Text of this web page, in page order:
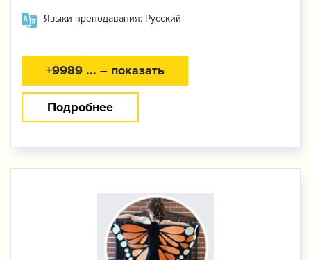
Языки преподавания: Русский
+9989 ... – показать
Подробнее